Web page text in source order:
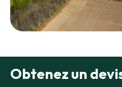
Obtenez un